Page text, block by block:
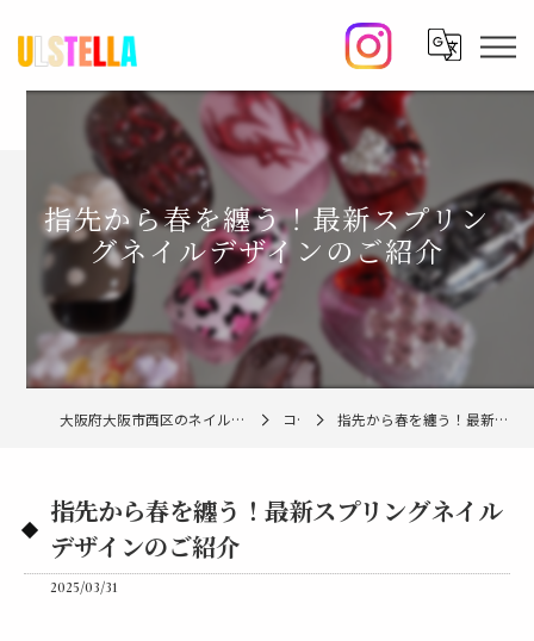
指先から春を纏う！最新スプリン
グネイルデザインのご紹介
大阪府大阪市西区のネイルならulstella nail studio【ウルステラ】 コラム 指先から春を纏う！最新スプリングネイルデザインのご紹介
指先から春を纏う！最新スプリングネイル
デザインのご紹介
2025/03/31